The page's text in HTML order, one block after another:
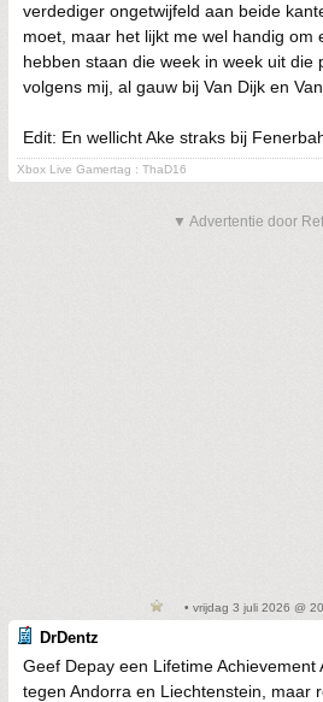
verdediger ongetwijfeld aan beide
moet, maar het lijkt me wel handig om
hebben staan die week in week uit die
volgens mij, al gauw bij Van Dijk en
Edit: En wellicht Ake straks bij
Xbox Live Gamertag : ThaD16
▼ Advertentie door
• vrijdag 3 juli 2026 @
DrDentz
Geef Depay een Lifetime Achievement
tegen Andorra en Liechtenstein, maar